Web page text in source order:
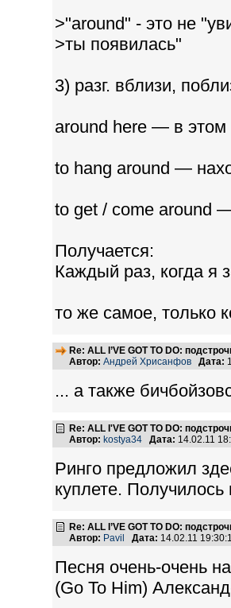
>"around" - это не
>ты появилась"
3) разг. вблизи,
around here — в этом
to hang around —
to get / come around
Получается:
Каждый раз, когда я
то же самое, только
Re: ALL I’VE GOT TO DO:
Автор: Андрей Хрисанфов Дата:
... а также
Re: ALL I'VE GOT TO DO:
Автор: kostya34 Дата: 14.02.11
Ринго предложил
куплете. Получилось
Re: ALL I’VE GOT TO DO:
Автор: Pavil Дата: 14.02.11
Песня очень-очень
(Go To Him)